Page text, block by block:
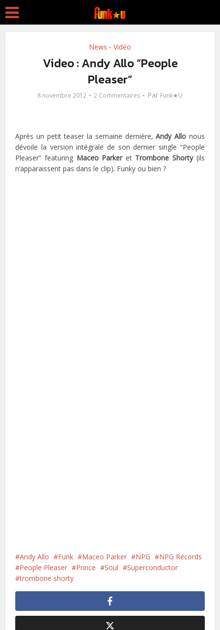
News • Vidéo
Video : Andy Allo “People
Pleaser”
8 novembre 2012 2 Commentaires Par Funk★U
Après un petit teaser la semaine dernière,Andy Allo nous
dévoile la version intégrale de son dernier single “People
Pleaser” featuring Maceo Parker et Trombone Shorty(ils
n’apparaissent pas dans le clip). Funky ou bien ?
Andy Allo Funk Maceo Parker NPG
NPG Records
People Pleaser
Prince Soul
Superconductor
trombone shorty